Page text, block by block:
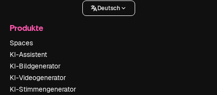
Deutsch
Produkte
Spaces
KI-Assistent
KI-Bildgenerator
KI-Videogenerator
KI-Stimmengenerator